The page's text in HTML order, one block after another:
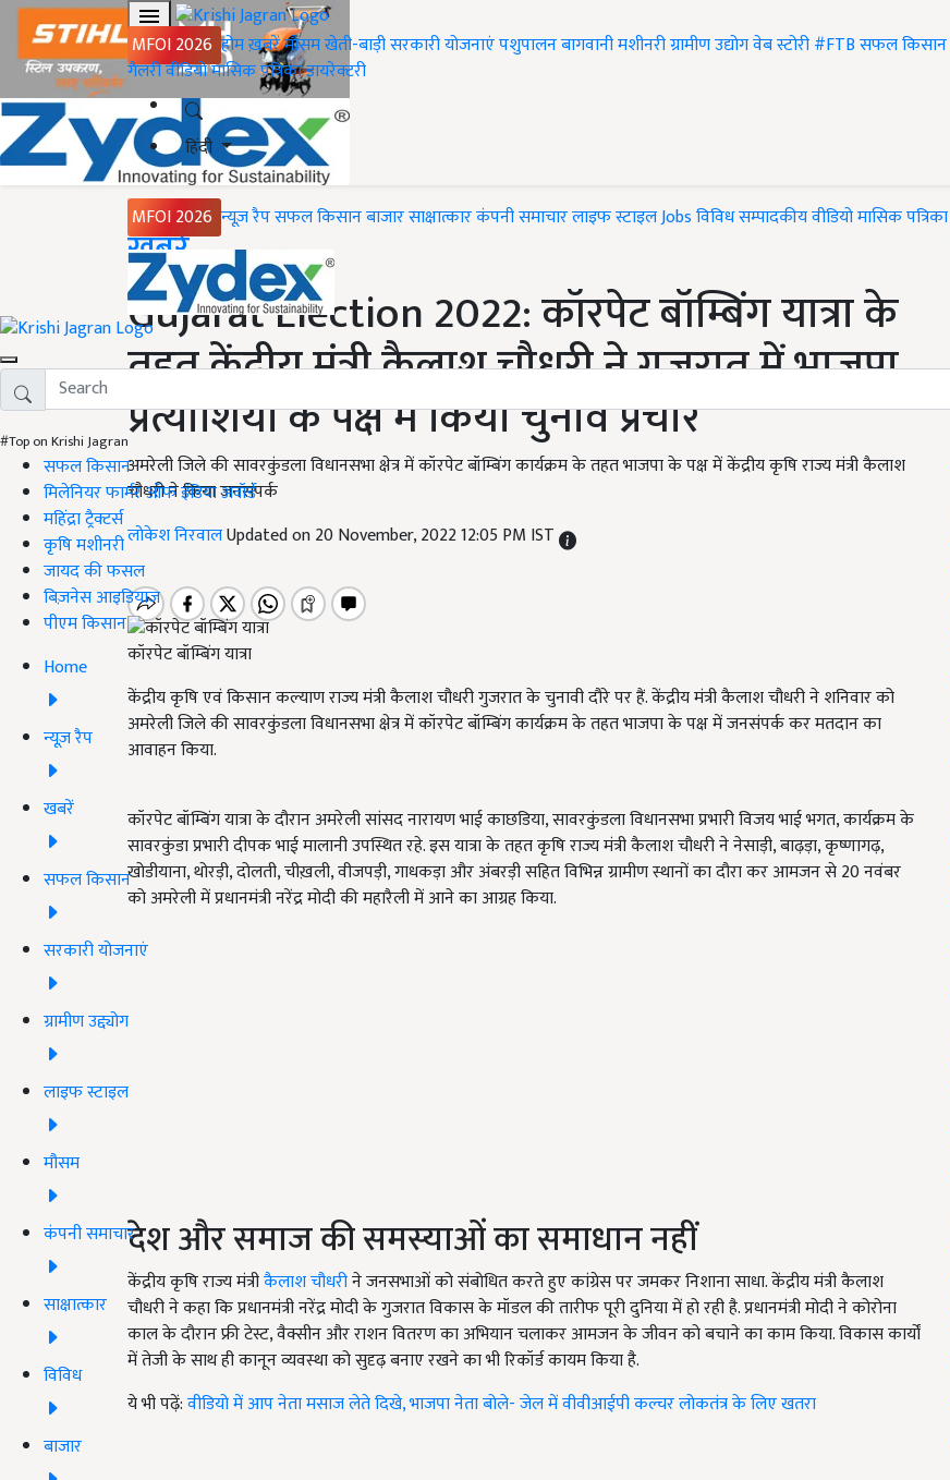
MFOI 2026 होमख़बरेंमौसमखेती-बाड़ीसरकारी योजनाएंपशुपालनबागवानीमशीनरीग्रामीण उद्योगवेब स्टोरी#FTBसफल किसान
गैलरीवीडियोमासिक पत्रिकाडायरेक्टरी
हिंदी
MFOI 2026 न्यूज़ रैपसफल किसानबाजारसाक्षात्कारकंपनी समाचारलाइफ स्टाइलJobsविविधसम्पादकीयवीडियोमासिक पत्रिका
#Top on Krishi Jagran
सफल किसान
मिलेनियर फार्मर ऑफ इंडिया अवॉर्ड
महिंद्रा ट्रैक्टर्स
कृषि मशीनरी
जायद की फसल
बिज़नेस आइडियाज
पीएम किसान
Home
न्यूज़ रैप
खबरें
सफल किसान
सरकारी योजनाएं
ग्रामीण उद्द्योग
लाइफ स्टाइल
मौसम
कंपनी समाचार
साक्षात्कार
विविध
बाजार
Home
ख़बरें
Gujarat Election 2022: कॉरपेट बॉम्बिंग यात्रा के
तहत केंद्रीय मंत्री कैलाश चौधरी ने गुजरात में भाजपा
प्रत्याशियों के पक्ष में किया चुनाव प्रचार
अमरेली जिले की सावरकुंडला विधानसभा क्षेत्र में कॉरपेट बॉम्बिंग कार्यक्रम के तहत भाजपा के पक्ष में केंद्रीय कृषि राज्य मंत्री कैलाश
चौधरी ने किया जनसंपर्क
लोकेश निरवालUpdated on 20 November, 2022 12:05 PM IST
कॉरपेट बॉम्बिंग यात्रा
केंद्रीय कृषि एवं किसान कल्याण राज्य मंत्री कैलाश चौधरी गुजरात के चुनावी दौरे पर हैं. केंद्रीय मंत्री कैलाश चौधरी ने शनिवार को
अमरेली जिले की सावरकुंडला विधानसभा क्षेत्र में कॉरपेट बॉम्बिंग कार्यक्रम के तहत भाजपा के पक्ष में जनसंपर्क कर मतदान का
आवाहन किया.
कॉरपेट बॉम्बिंग यात्रा के दौरान अमरेली सांसद नारायण भाई काछडिया, सावरकुंडला विधानसभा प्रभारी विजय भाई भगत, कार्यक्रम के
सावरकुंडा प्रभारी दीपक भाई मालानी उपस्थित रहे. इस यात्रा के तहत कृषि राज्य मंत्री कैलाश चौधरी ने नेसाड़ी, बाढ़ड़ा, कृष्णागढ़,
खोडीयाना, थोरड़ी, दोलती, चीख़ली, वीजपड़ी, गाधकड़ा और अंबरड़ी सहित विभिन्न ग्रामीण स्थानों का दौरा कर आमजन से 20 नवंबर
को अमरेली में प्रधानमंत्री नरेंद्र मोदी की महारैली में आने का आग्रह किया.
देश और समाज की समस्याओं का समाधान नहीं
केंद्रीय कृषि राज्य मंत्रीकैलाश चौधरीने जनसभाओं को संबोधित करते हुए कांग्रेस पर जमकर निशाना साधा. केंद्रीय मंत्री कैलाश
चौधरी ने कहा कि प्रधानमंत्री नरेंद्र मोदी के गुजरात विकास के मॉडल की तारीफ पूरी दुनिया में हो रही है. प्रधानमंत्री मोदी ने कोरोना
काल के दौरान फ्री टेस्ट, वैक्सीन और राशन वितरण का अभियान चलाकर आमजन के जीवन को बचाने का काम किया. विकास कार्यों
में तेजी के साथ ही कानून व्यवस्था को सुदृढ़ बनाए रखने का भी रिकॉर्ड कायम किया है.
ये भी पढ़ें:वीडियो में आप नेता मसाज लेते दिखे, भाजपा नेता बोले- जेल में वीवीआईपी कल्चर लोकतंत्र के लिए खतरा